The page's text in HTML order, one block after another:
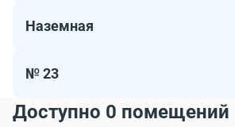
Наземная
№ 23
Доступно 0 помещений